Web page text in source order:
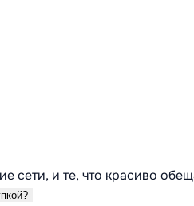
и те, что красиво